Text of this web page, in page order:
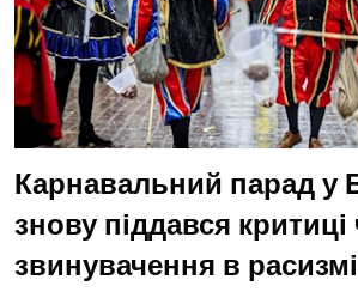
Карнавальний парад у
знову піддався критиці
звинувачення в расизмі